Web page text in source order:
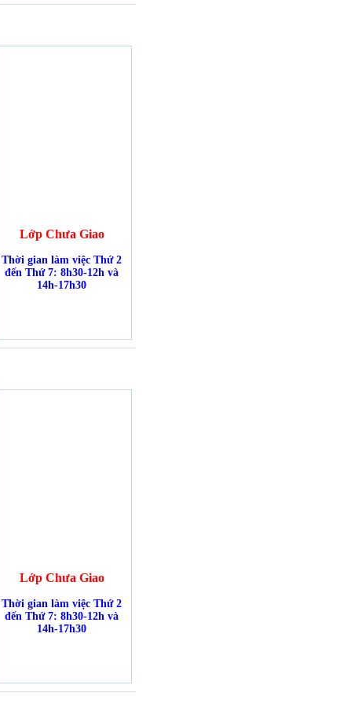
Lớp Chưa Giao
Thời gian làm việc Thứ 2
đến Thứ 7: 8h30-12h và
14h-17h30
Lớp Chưa Giao
Thời gian làm việc Thứ 2
đến Thứ 7: 8h30-12h và
14h-17h30